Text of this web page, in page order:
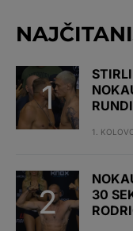
RUNDI
1.
30